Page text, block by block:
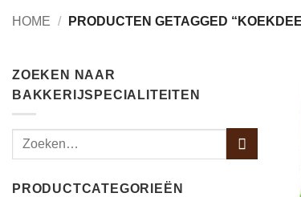
HOME / PRODUCTEN GETAGGED
ZOEKEN NAAR
BAKKERIJSPECIALITEITEN
PRODUCTCATEGORIEËN